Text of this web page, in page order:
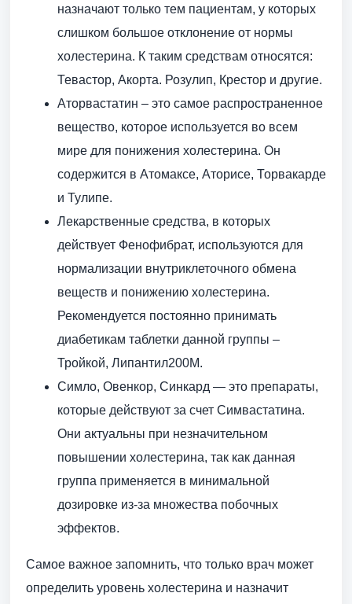
назначают только тем пациентам, у которых
слишком большое отклонение от нормы
холестерина. К таким средствам относятся:
Тевастор, Акорта. Розулип, Крестор и другие.
Аторвастатин – это самое распространенное
вещество, которое используется во всем
мире для понижения холестерина. Он
содержится в Атомаксе, Аторисе, Торвакарде
и Тулипе.
Лекарственные средства, в которых
действует Фенофибрат, используются для
нормализации внутриклеточного обмена
веществ и понижению холестерина.
Рекомендуется постоянно принимать
диабетикам таблетки данной группы –
Тройкой, Липантил200М.
Симло, Овенкор, Синкард — это препараты,
которые действуют за счет Симвастатина.
Они актуальны при незначительном
повышении холестерина, так как данная
группа применяется в минимальной
дозировке из-за множества побочных
эффектов.
Самое важное запомнить, что только врач может
определить уровень холестерина и назначит